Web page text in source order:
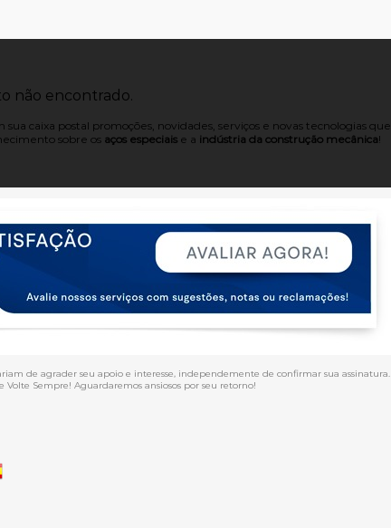
não encontrado.
sua caixa postal promoções, novidades, serviços e novas tecnologias que
sobre os aços especiais e a indústria da construção mecânica!
de agrader seu apoio e interesse, independemente de confirmar sua assinatura.
Volte Sempre! Aguardaremos ansiosos por seu retorno!